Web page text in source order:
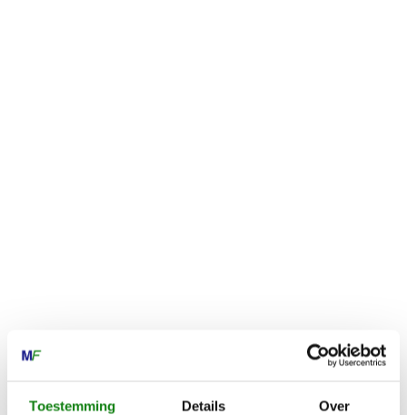
Toestemming Details Over